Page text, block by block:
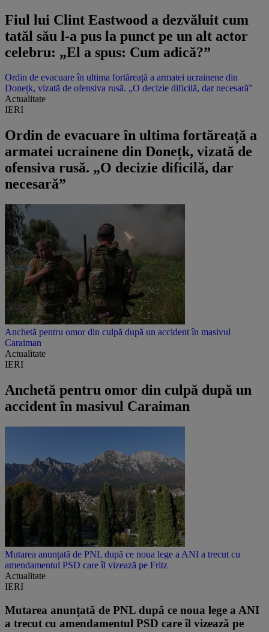
Fiul lui Clint Eastwood a dezvăluit cum
tatăl său l-a pus la punct pe un alt actor
celebru: „El a spus: Cum adică?”
Ordin de evacuare în ultima fortăreață a armatei ucrainene din
Donețk, vizată de ofensiva rusă. „O decizie dificilă, dar necesară”
Actualitate
IERI
Ordin de evacuare în ultima fortăreață a
armatei ucrainene din Donețk, vizată de
ofensiva rusă. „O decizie dificilă, dar
necesară”
Anchetă pentru omor din culpă după un accident în masivul
Caraiman
Actualitate
IERI
Anchetă pentru omor din culpă după un
accident în masivul Caraiman
Mutarea anunțată de PNL după ce noua lege a ANI a trecut cu
amendamentul PSD care îl vizează pe Fritz
Actualitate
IERI
Mutarea anunțată de PNL după ce noua lege a ANI
a trecut cu amendamentul PSD care îl vizează pe